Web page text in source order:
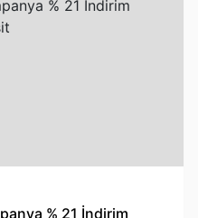
% 21 İndirim